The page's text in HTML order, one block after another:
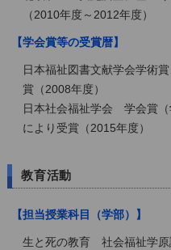
（2010年度～2012年度）
【学会賞等の受賞暦】
日本福祉図書文献学会学術
賞（2008年度）
日本社会福祉学会 学会賞（
により受賞（2015年度）
教育活動
【担当授業科目（学部）】
生と死の教育 社会福祉学